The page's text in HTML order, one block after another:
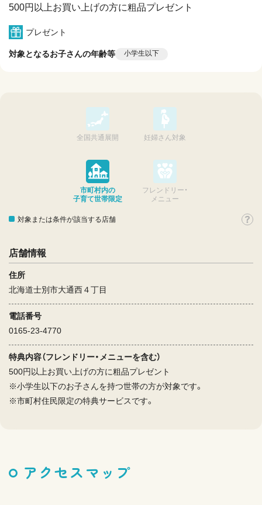
500円以上お買い上げの方に粗品プレゼント
プレゼント
対象となるお子さんの年齢等 小学生以下
全国共通展開 妊婦さん対象
市町村内の
子育て世帯限定
フレンドリー・
メニュー
対象または条件が該当する店舗
店舗情報
住所
北海道士別市大通西４丁目
電話番号
0165-23-4770
特典内容（フレンドリー・メニューを含む）
500円以上お買い上げの方に粗品プレゼント
※小学生以下のお子さんを持つ世帯の方が対象です。
※市町村住民限定の特典サービスです。
アクセスマップ